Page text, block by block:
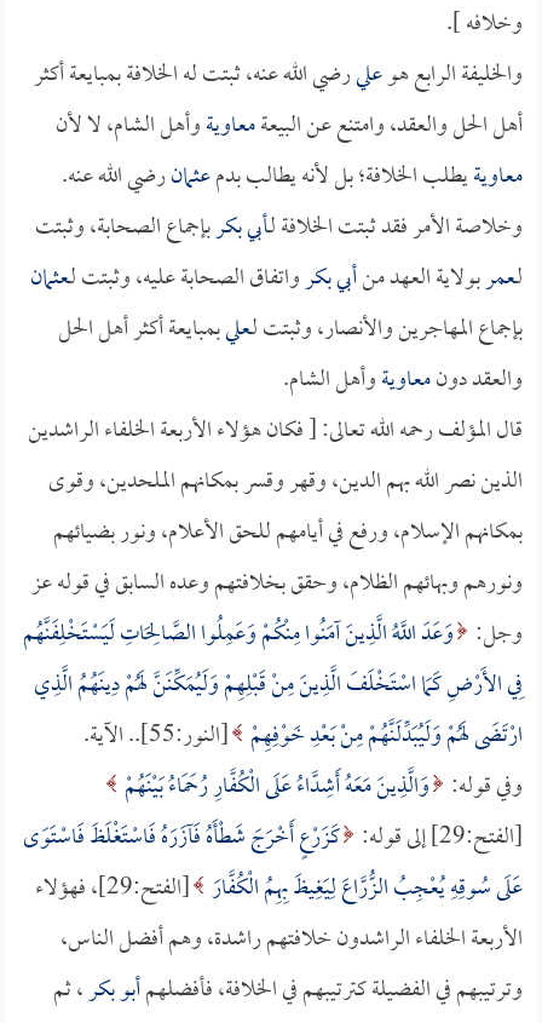
وخلافه ].
والخليفة الرابع هوعليرضي الله عنه، ثبتت له الخلافة بمبايعة أكثر
أهل الحل والعقد، وامتنع عن البيعةمعاويةوأهل الشام، لا لأن
معاويةيطلب الخلافة؛ بل لأنه يطالب بدمعثمانرضي الله عنه.
وخلاصة الأمر فقد ثبتت الخلافة لـأبي بكربإجماع الصحابة، وثبتت
لـعمربولاية العهد منأبي بكرواتفاق الصحابة عليه، وثبتت لـعثمان
بإجماع المهاجرين والأنصار، وثبتت لـعليبمبايعة أكثر أهل الحل
والعقد دونمعاويةوأهل الشام.
قال المؤلف رحمه الله تعالى: [ فكان هؤلاء الأربعة الخلفاء الراشدين
الذين نصر الله بهم الدين، وقهر وقسر بمكانهم الملحدين، وقوى
بمكانهم الإسلام، ورفع في أيامهم للحق الأعلام، ونور بضيائهم
ونورهم وبهائهم الظلام، وحقق بخلافتهم وعده السابق في قوله عز
وجل: وَعَدَ اللَّهُ الَّذِينَ آمَنُوا مِنْكُمْ وَعَمِلُوا الصَّالِحَاتِ لَيَسْتَخْلِفَنَّهُم
فِي الأَرْضِ كَمَا اسْتَخْلَفَ الَّذِينَ مِنْ قَبْلِهِمْ وَلَيُمَكِّنَنَّ لَهُمْ دِينَهُمُ الَّذِي
ارْتَضَى لَهُمْ وَلَيُبَدِّلَنَّهُمْ مِنْ بَعْدِ خَوْفِهِمْ [النور:55].. الآية.
وفي قوله: وَالَّذِينَ مَعَهُ أَشِدَّاءُ عَلَى الْكُفَّارِ رُحَمَاءُ بَيْنَهُمْ
[الفتح:29] إلى قوله:
كَزَرْعٍ أَخْرَجَ شَطْأَهُ فَآزَرَهُ فَاسْتَغْلَظَ فَاسْتَوَى
عَلَى سُوقِهِ يُعْجِبُ الزُّرَّاعَ لِيَغِيظَ بِهِمُ الْكُفَّارَ
[الفتح:29]، فهؤلاء
الأربعة الخلفاء الراشدون خلافتهم راشدة، وهم أفضل الناس،
وترتيبهم في الفضيلة كترتيبهم في الخلافة، فأفضلهمأبو بكر، ثم